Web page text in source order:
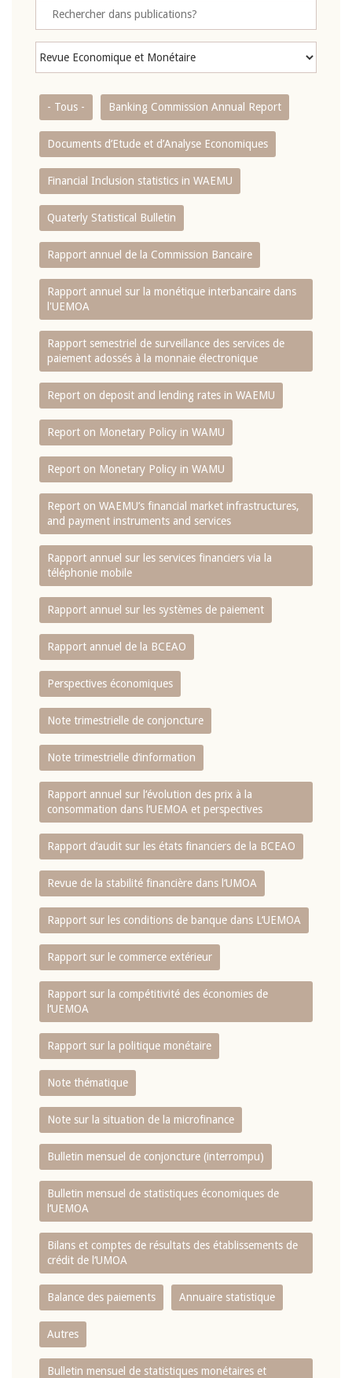
- Tous - Banking Commission Annual Report
Documents d’Etude et d’Analyse Economiques
Financial Inclusion statistics in WAEMU
Quaterly Statistical Bulletin
Rapport annuel de la Commission Bancaire
Rapport annuel sur la monétique interbancaire dans
l'UEMOA
Rapport semestriel de surveillance des services de
paiement adossés à la monnaie électronique
Report on deposit and lending rates in WAEMU
Report on Monetary Policy in WAMU
Report on Monetary Policy in WAMU
Report on WAEMU’s financial market infrastructures,
and payment instruments and services
Rapport annuel sur les services financiers via la
téléphonie mobile
Rapport annuel sur les systèmes de paiement
Rapport annuel de la BCEAO
Perspectives économiques
Note trimestrielle de conjoncture
Note trimestrielle d‘information
Rapport annuel sur l‘évolution des prix à la
consommation dans l‘UEMOA et perspectives
Rapport d‘audit sur les états financiers de la BCEAO
Revue de la stabilité financière dans l‘UMOA
Rapport sur les conditions de banque dans L‘UEMOA
Rapport sur le commerce extérieur
Rapport sur la compétitivité des économies de
l‘UEMOA
Rapport sur la politique monétaire
Note thématique
Note sur la situation de la microfinance
Bulletin mensuel de conjoncture (interrompu)
Bulletin mensuel de statistiques économiques de
l‘UEMOA
Bilans et comptes de résultats des établissements de
crédit de l‘UMOA
Balance des paiements Annuaire statistique
Autres
Bulletin mensuel de statistiques monétaires et